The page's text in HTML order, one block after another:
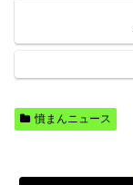
憤まんニュース